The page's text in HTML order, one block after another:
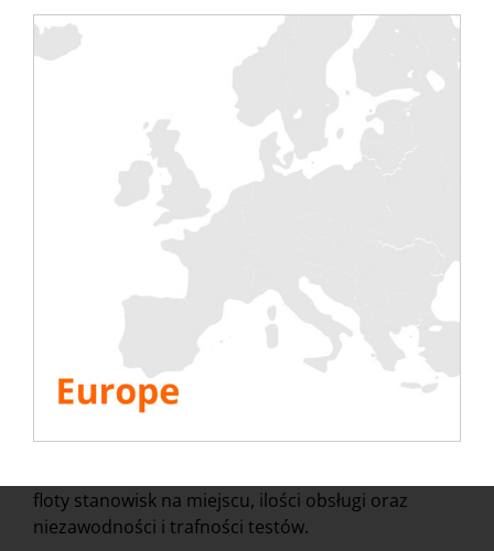
🗸 Chłodzenie Direct to Chip (D2C) – Chłodzenie
Direct to Chip (D2C).
Loadbank jest wyposażony
tak, aby emulować chłodzenie Direct to Chip, czyli
metodę, w której chłodziwo jest dostarczane
bezpośrednio do komponentów generujących
ciepło (takich jak procesory graficzne) w serwerach.
Pozwala to na precyzyjną kontrolę rozkładu
obciążenia termicznego, umożliwiając
dokładniejszą symulację środowisk obliczeniowych
o dużej gęstości (HPC – High Performance
Połączone chłodzenie cieczą i powietrzem – 🗸
Możliwość zastosowania zarówno chłodzenia
cieczą, jak i powietrzem.
Możliwość wykorzystania
zarówno chłodzenia cieczą, jak i powietrzem w
pojedynczym loadbanku oferuje kompletne
rozwiązanie testowe w jednym urządzeniu. Jest to
floty stanowisk na miejscu, ilości obsługi oraz
niezawodności i trafności testów.